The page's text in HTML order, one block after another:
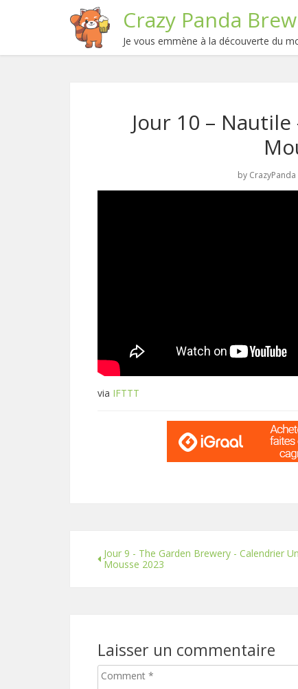
Crazy Panda Brew
Je vous emmène à la découverte du
Jour 10 –
by CrazyPanda
via IFTTT
Jour 9 - The Garden Brewery - Calendrier
Mousse 2023
Laisser un commentaire